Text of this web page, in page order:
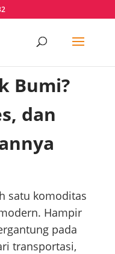
Bumi?
dan
satu komoditas
Hampir
pada
transportasi,